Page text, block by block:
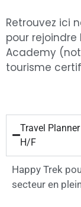
Retrouvez ici
pour rejoindre
Academy
tourisme
Travel
H/F
Happy Trek
secteur en